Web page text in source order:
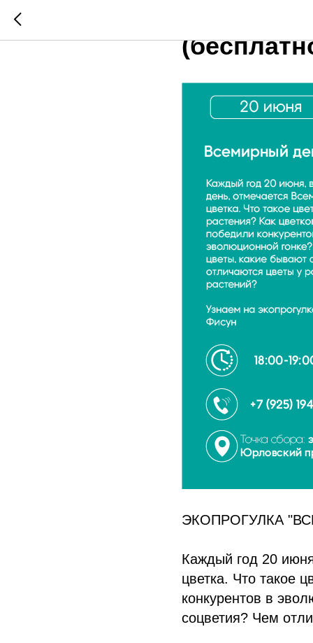
ЭКОПРОГУЛКА
Каждый год 20
цветка. Что такое
конкурентов в
соцветия? Чем